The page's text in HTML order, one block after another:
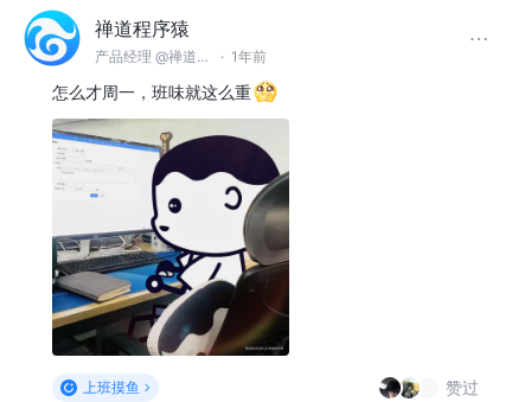
禅道程序猿
产品经理 @禅道软件（青岛）有限公司 · 1年前
怎么才周一，班味就这么重
上班摸鱼 赞过